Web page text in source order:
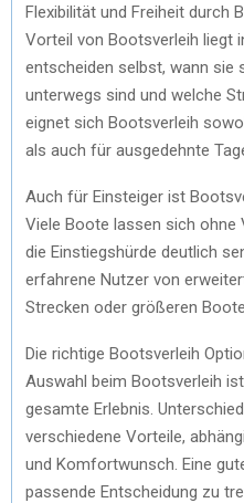
Flexibilität und Freiheit durch
Vorteil von Bootsverleih liegt
entscheiden selbst, wann sie
unterwegs sind und welche
eignet sich Bootsverleih
als auch für ausgedehnte
Auch für Einsteiger ist
Viele Boote lassen sich ohne
die Einstiegshürde deutlich
erfahrene Nutzer von
Strecken oder größeren
Die richtige Bootsverleih
Auswahl beim Bootsverleih
gesamte Erlebnis.
verschiedene Vorteile,
und Komfortwunsch. Eine
passende Entscheidung zu